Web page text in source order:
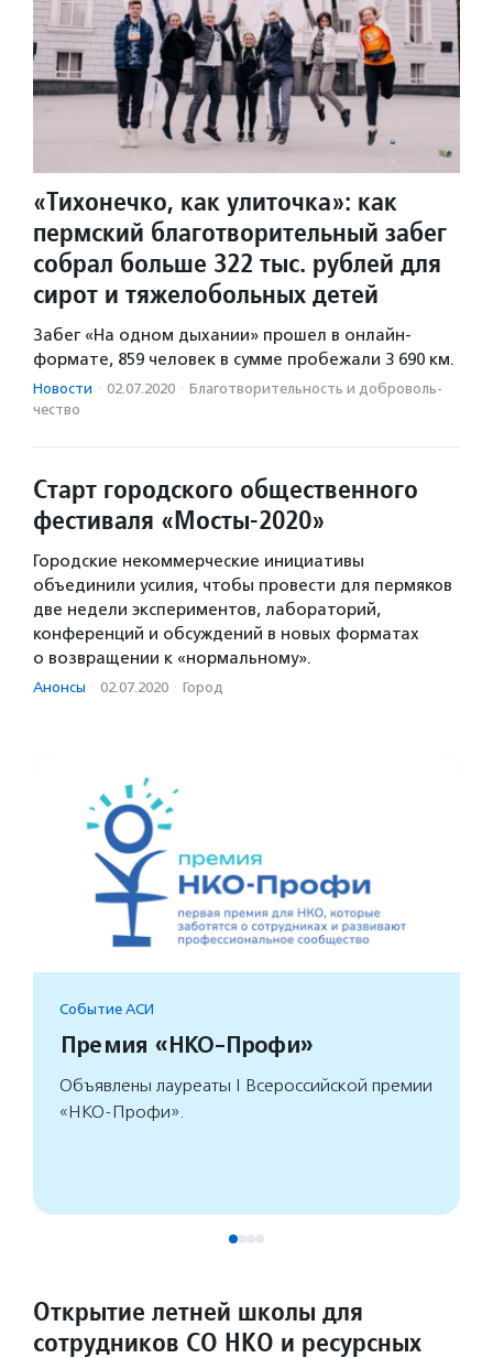
«Тихонечко, как улиточка»: как
пермский благотворительный забег
собрал больше 322 тыс. рублей для
сирот и тяжелобольных детей
Забег «На одном дыхании» прошел в онлайн-
формате, 859 человек в сумме пробежали 3 690 км.
Новости · 02.07.2020 · Благотвори­тель­ность и доброволь­
чест­во
Старт городского общественного
фестиваля «Мосты-2020»
Городские некоммерческие инициативы
объединили усилия, чтобы провести для пермяков
две недели экспериментов, лабораторий,
конференций и обсуждений в новых форматах
о возвращении к «нормальному».
Анонсы · 02.07.2020 · Город
Событие АСИ
Премия «НКО-Профи»
Объявлены лауреаты I Всероссийской премии
«НКО-Профи».
Открытие летней школы для
сотрудников СО НКО и ресурсных